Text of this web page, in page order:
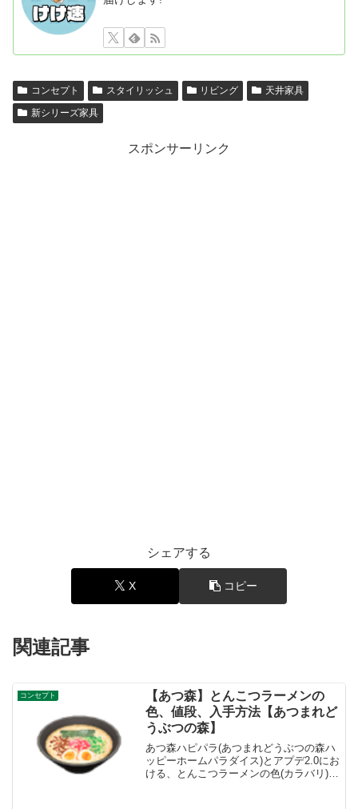
コンセプト スタイリッシュ リビング
天井家具
新シリーズ家具
スポンサーリンク
シェアする
X コピー
関連記事
コンセプト
【あつ森】とんこつラーメンの
色、値段、入手方法【あつまれど
うぶつの森】
あつ森ハピパラ(あつまれどうぶつの森ハ
ッピーホームパラダイス)とアプデ2.0にお
ける、とんこつラーメンの色(カラバリ)と